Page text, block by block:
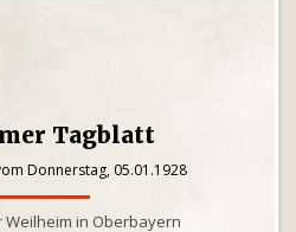
Tagblatt
Donnerstag, 05.01.1928
in Oberbayern